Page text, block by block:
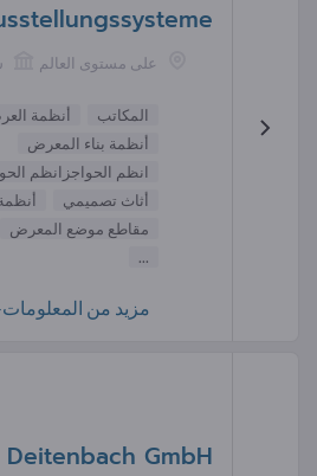
على مستوى العالم
المكاتب أنظمة
أنظمة بناء المعرض
انظم الحواجزانظم
أثاث تصميمي
مقاطع موضع المعرض
...
مزيد من
Deitenbach GmbH